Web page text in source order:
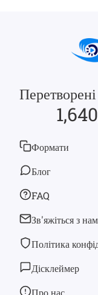
Формати
Блог
FAQ
Зв'яжіться з
Політика
Дісклеймер
Про нас